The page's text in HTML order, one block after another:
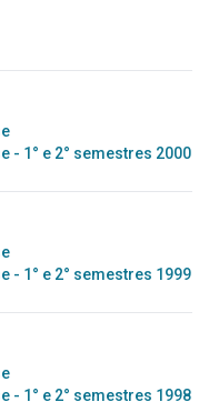
- 1° e 2° semestres 2000
- 1° e 2° semestres 1999
- 1° e 2° semestres 1998